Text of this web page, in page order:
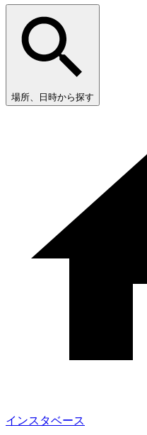
場所、日時から探す
インスタベース